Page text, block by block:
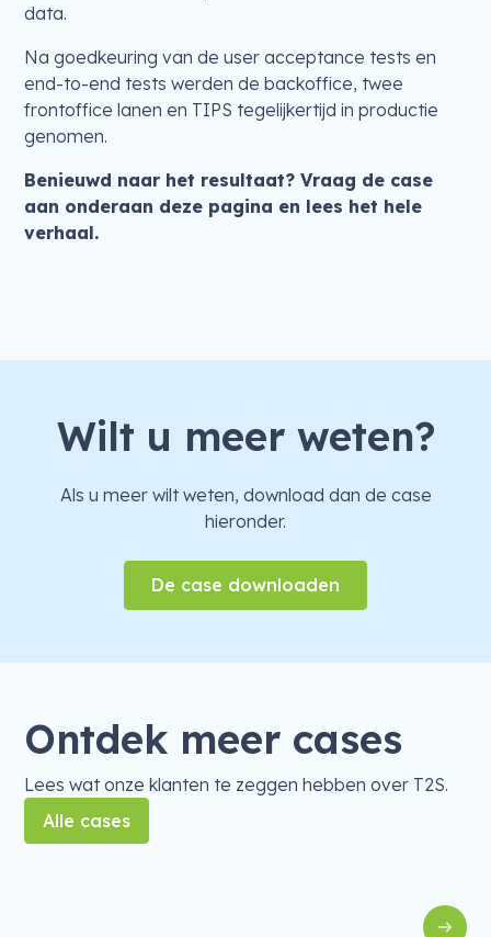
data.
Na goedkeuring van de user acceptance tests en
end-to-end tests werden de backoffice, twee
frontoffice lanen en TIPS tegelijkertijd in productie
genomen.
Benieuwd naar het resultaat? Vraag de case
aan onderaan deze pagina en lees het hele
verhaal.
Wilt u meer weten?
Als u meer wilt weten, download dan de case
hieronder.
De case downloaden
Ontdek meer cases
Lees wat onze klanten te zeggen hebben over T2S.
Alle cases